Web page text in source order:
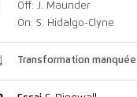
Off: J. Maunder
On: S. Hidalgo-Clyne
Transformation manquée